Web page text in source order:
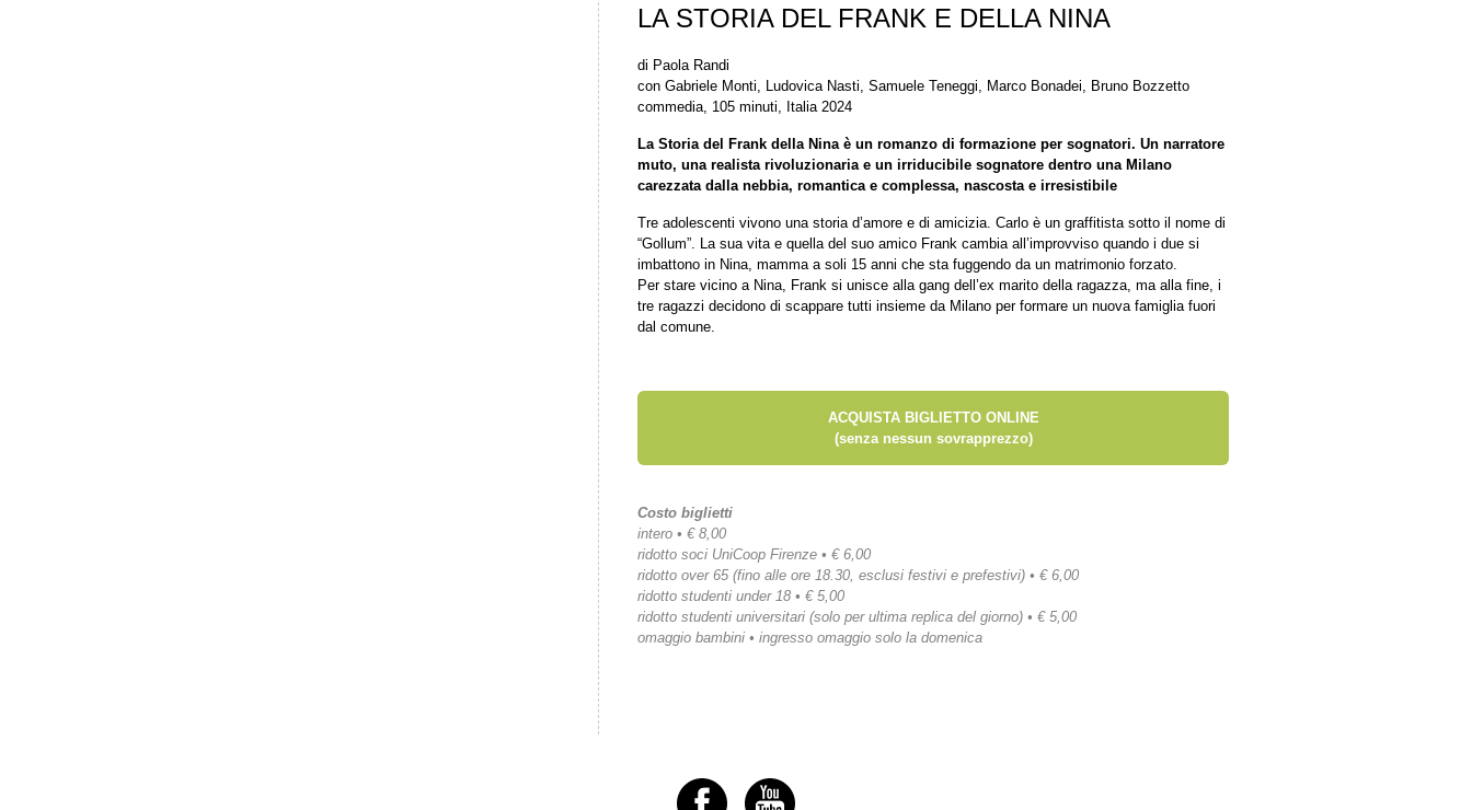
LA STORIA DEL FRANK E DELLA NINA
di Paola Randi
con Gabriele Monti, Ludovica Nasti, Samuele Teneggi, Marco Bonadei, Bruno Bozzetto
commedia, 105 minuti, Italia 2024
La Storia del Frank della Nina è un romanzo di formazione per sognatori. Un narratore
muto, una realista rivoluzionaria e un irriducibile sognatore dentro una Milano
carezzata dalla nebbia, romantica e complessa, nascosta e irresistibile
Tre adolescenti vivono una storia d’amore e di amicizia. Carlo è un graffitista sotto il nome di
“Gollum”. La sua vita e quella del suo amico Frank cambia all’improvviso quando i due si
imbattono in Nina, mamma a soli 15 anni che sta fuggendo da un matrimonio forzato.
Per stare vicino a Nina, Frank si unisce alla gang dell’ex marito della ragazza, ma alla fine, i
tre ragazzi decidono di scappare tutti insieme da Milano per formare un nuova famiglia fuori
dal comune.
ACQUISTA BIGLIETTO ONLINE
(senza nessun sovrapprezzo)
Costo biglietti
intero • € 8,00
ridotto soci UniCoop Firenze • € 6,00
ridotto over 65 (fino alle ore 18.30, esclusi festivi e prefestivi) • € 6,00
ridotto studenti under 18 • € 5,00
ridotto studenti universitari (solo per ultima replica del giorno) • € 5,00
omaggio bambini • ingresso omaggio solo la domenica